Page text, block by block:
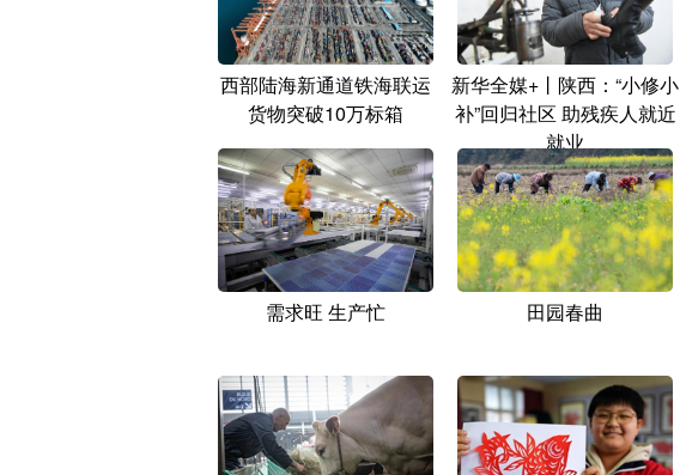
西部陆海新通道铁海联运
货物突破10万标箱
新华全媒+丨陕西：“小修小
补”回归社区 助残疾人就近
就业
需求旺 生产忙 田园春曲